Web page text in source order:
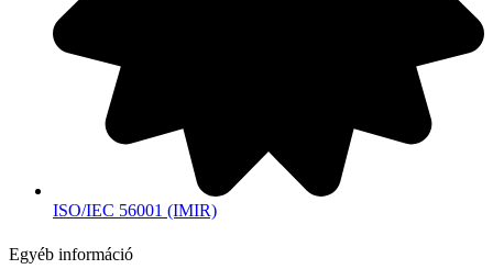
ISO/IEC 56001 (IMIR)
Egyéb információ